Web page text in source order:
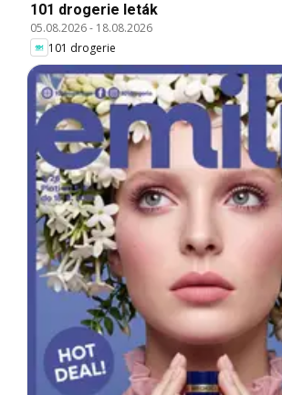
101 drogerie leták
05.08.2026- 18.08.2026
101 drogerie